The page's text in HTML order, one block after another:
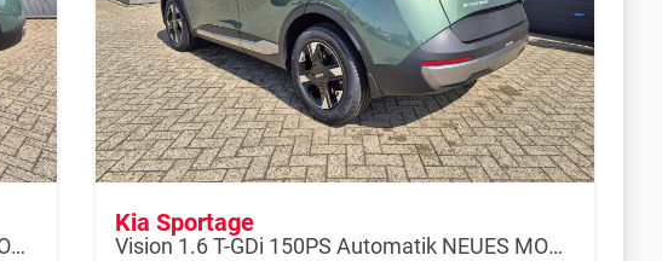
Vision 1.6 T-GDi 150PS Automatik NEUES MODELL MY26 FACELIFT Sitzheizung Lenkradheizung Klimaautomatik Navi Bluetooth Touchscreen Apple CarPlay Android Auto PDC v+h 17"LM Rückf.Kamera ACC 2x Keyless
Kia Sportage
Vision 1.6 T-GDi 150PS Automatik NEUES MODELL MY26 FACELIFT Sitzheizung Lenkradheizung Klimaautomatik Navi Bluetooth Touchscreen Apple CarPlay Android Auto PDC v+h 17"LM Rückf.Kamera ACC 2x Keyless